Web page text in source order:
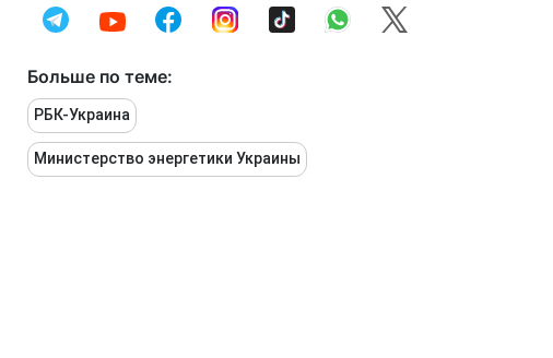
Больше по теме:
РБК-Украина
Министерство энергетики Украины